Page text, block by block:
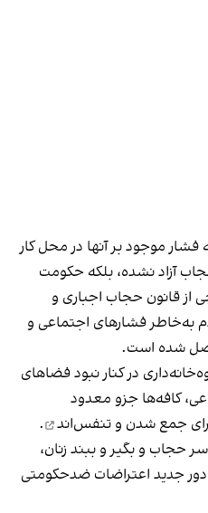
فشار موجود بر آنها در محل کار
آزاد نشده، بلکه حکومت
از قانون حجاب اجباری و
به‌خاطر فشارهای اجتماعی و
شده است.
در کنار نبود فضاهای
کافه‌ها جزو معدود
جمع شدن و تنفس‌اند
.
حجاب و بگیر و ببند زنان،
جدید اعتراضات ضدحکومتی